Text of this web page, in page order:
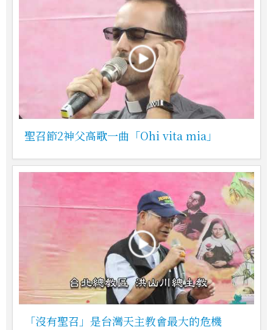
聖召節2神父高歌一曲「Ohi vita mia」
「沒有聖召」是台灣天主教會最大的危機